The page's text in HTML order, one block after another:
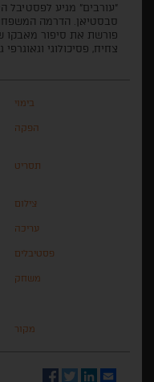
"עורבים" מגיע לפסטיבל
סבסטיאן. הדרמה
פורשת את סיפור מאבקו
צחיח, פסיכולוגי וגאוגרפי
בימוי
הפקה
תסריט
צילום
עריכה
פסטיבלים
משחק
מקור
Email
LinkedIn
Twitter
Facebook